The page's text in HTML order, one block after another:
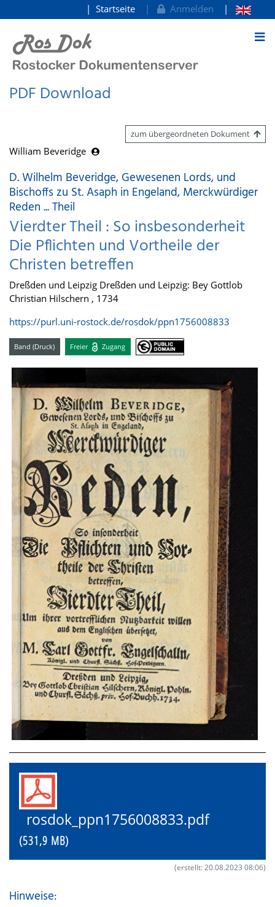
zum Inhalt
Startseite Anmelden
PDF Download
zum übergeordneten Dokument
William Beveridge
D. Wilhelm Beveridge, Gewesenen Lords, und
Bischoffs zu St. Asaph in Engeland, Merckwürdiger
Reden ... Theil
Vierdter Theil : So insbesonderheit
Die Pflichten und Vortheile der
Christen betreffen
Dreßden und Leipzig Dreßden und Leipzig: Bey Gottlob
Christian Hilschern , 1734
https://purl.uni-rostock.de/rosdok/ppn1756008833
Band (Druck) Freier Zugang
rosdok_ppn1756008833.pdf
(531,9 MB)
(erstellt: 20.08.2023 08:06)
Hinweise: